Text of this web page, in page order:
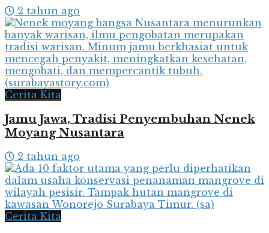
2 tahun ago
Cerita Kita
Jamu Jawa, Tradisi Penyembuhan Nenek
Moyang Nusantara
2 tahun ago
Cerita Kita